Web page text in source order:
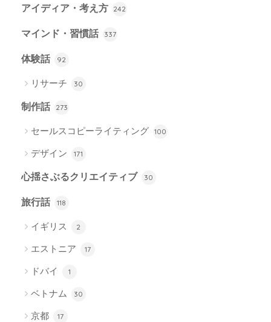
アイディア・考え方 242
マインド・習慣話 337
体験話 92
リサーチ 30
制作話 273
セールスコピーライティング 100
デザイン 171
心揺さぶるクリエイティブ 30
旅行話 118
イギリス 2
エストニア 17
ドバイ 1
ベトナム 30
京都 17